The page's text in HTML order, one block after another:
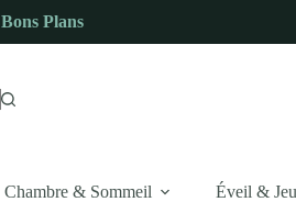
Bons Plans
Chambre & Sommeil Éveil &